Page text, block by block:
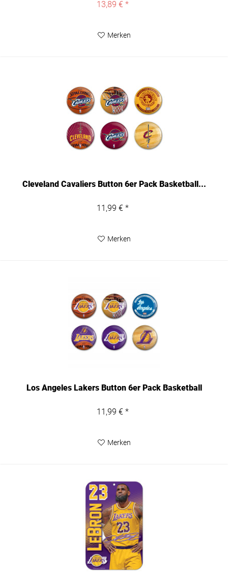
13,89 € *
Merken
Cleveland Cavaliers Button 6er Pack Basketball...
11,99 € *
Merken
Los Angeles Lakers Button 6er Pack Basketball
11,99 € *
Merken